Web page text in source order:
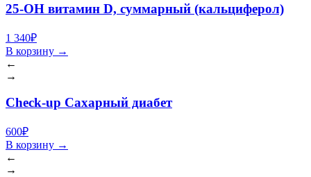
25-OH витамин D, суммарный (кальциферол)
1 340₽
В корзину →
←
→
Check-up Сахарный диабет
600₽
В корзину →
←
→